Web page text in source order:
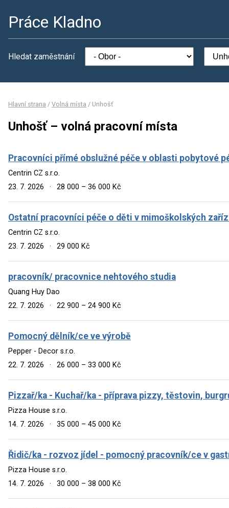
Práce Kladno
Hledat zaměstnání
Hlavní strana / Volná místa / Unhošť
Unhošť – volná pracovní místa
Pracovníci přímé obslužné péče v oblasti pobytové
Centrin CZ s.r.o.
23. 7. 2026
· 28 000 – 36 000 Kč
Ostatní pracovníci péče o děti v mimoškolských
Centrin CZ s.r.o.
23. 7. 2026
· 29 000 Kč
pracovník/ pracovnice nehtového studia
Quang Huy Dao
22. 7. 2026
· 22 900 – 24 900 Kč
Pomocný dělník/ce ve výrobě
Pepper - Decor s.r.o.
22. 7. 2026
· 26 000 – 33 000 Kč
Pizzař/ka - Kuchař/ka - příprava pizzy, těstovin,
Pizza House s.r.o.
14. 7. 2026
· 35 000 – 45 000 Kč
Řidič/ka - rozvoz jídel - pomocný pracovník/ce v
Pizza House s.r.o.
14. 7. 2026
· 30 000 – 38 000 Kč